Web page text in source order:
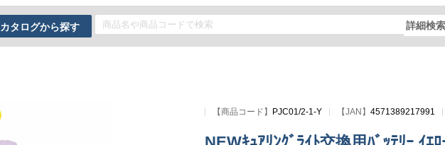
カタログから探す 詳細検索
【商品コード 】 PJC01/2-1-Y 【JAN】4571389217991